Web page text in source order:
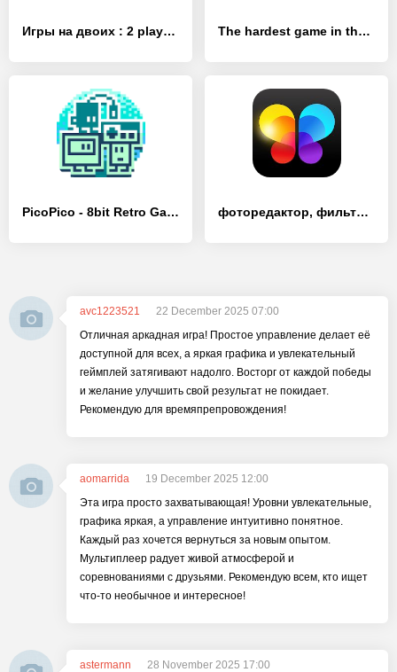
Игры на двоих : 2 player - [MOD Много денег] The hardest game in the world - [MOD Много монет]
PicoPico - 8bit Retro Games - [MOD Много денег] фоторедактор, фильтры и эффекты - Lumii
avc1223521
22 December 2025 07:00
Отличная аркадная игра! Простое управление делает её
доступной для всех, а яркая графика и увлекательный
геймплей затягивают надолго. Восторг от каждой победы
и желание улучшить свой результат не покидает.
Рекомендую для времяпрепровождения!
aomarrida
19 December 2025 12:00
Эта игра просто захватывающая! Уровни увлекательные,
графика яркая, а управление интуитивно понятное.
Каждый раз хочется вернуться за новым опытом.
Мультиплеер радует живой атмосферой и
соревнованиями с друзьями. Рекомендую всем, кто ищет
что-то необычное и интересное!
astermann
28 November 2025 17:00